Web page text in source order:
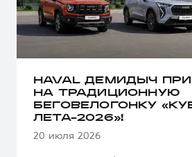
HAVAL ДЕМИДЫЧ
НА ТРАДИЦИОННУЮ
БЕГОВЕЛОГОНКУ
ЛЕТА-2026»!
20 июля 2026